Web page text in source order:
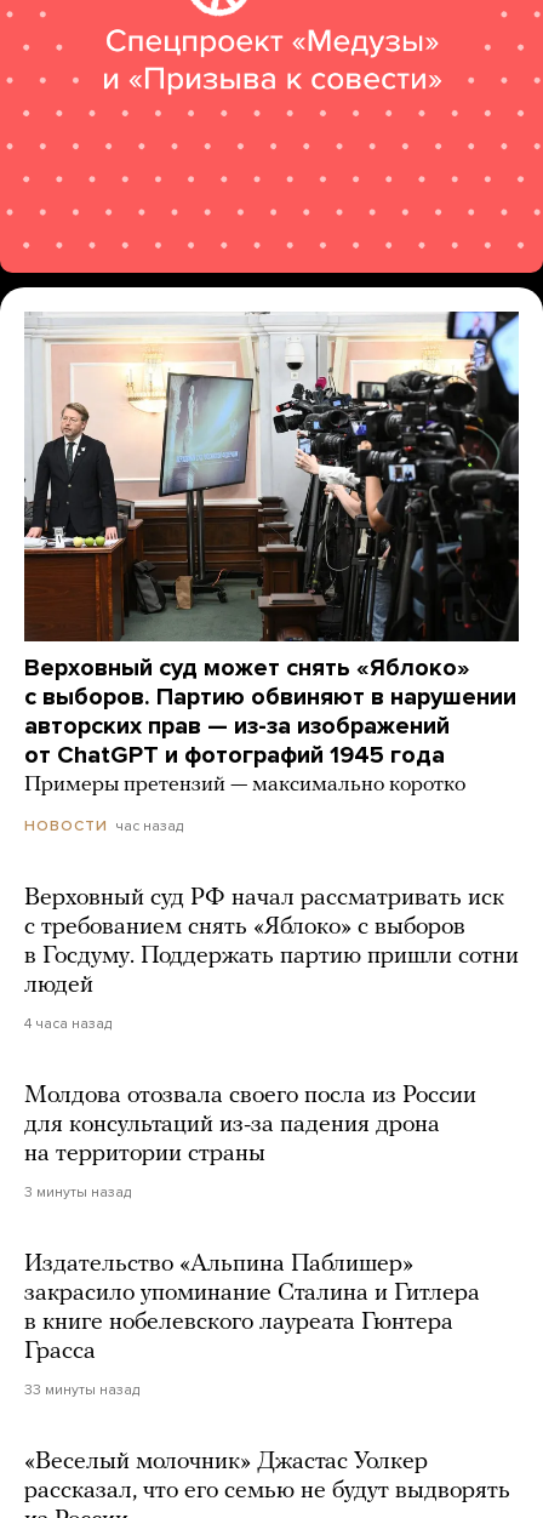
Верховный суд может снять «Яблоко»
с выборов. Партию обвиняют в нарушении
авторских прав — из-за изображений
от ChatGPT и фотографий 1945 года
Примеры претензий — максимально коротко
НОВОСТИ час назад
Верховный суд РФ начал рассматривать иск
с требованием снять «Яблоко» с выборов
в Госдуму. Поддержать партию пришли сотни
людей
4 часа назад
Молдова отозвала своего посла из России
для консультаций из-за падения дрона
на территории страны
3 минуты назад
Издательство «Альпина Паблишер»
закрасило упоминание Сталина и Гитлера
в книге нобелевского лауреата Гюнтера
Грасса
33 минуты назад
«Веселый молочник» Джастас Уолкер
рассказал, что его семью не будут выдворять